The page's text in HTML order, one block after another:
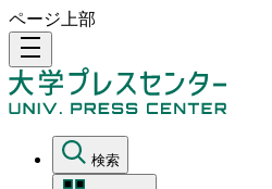
ページ上部
density_medium
検索